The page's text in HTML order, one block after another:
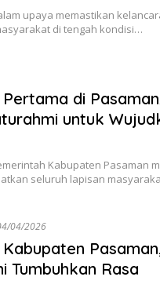
upaya memastikan
di tengah kondisi…
di
untuk
Kabupaten Pasaman
seluruh lapisan
04/2026
Tumbuhkan Rasa